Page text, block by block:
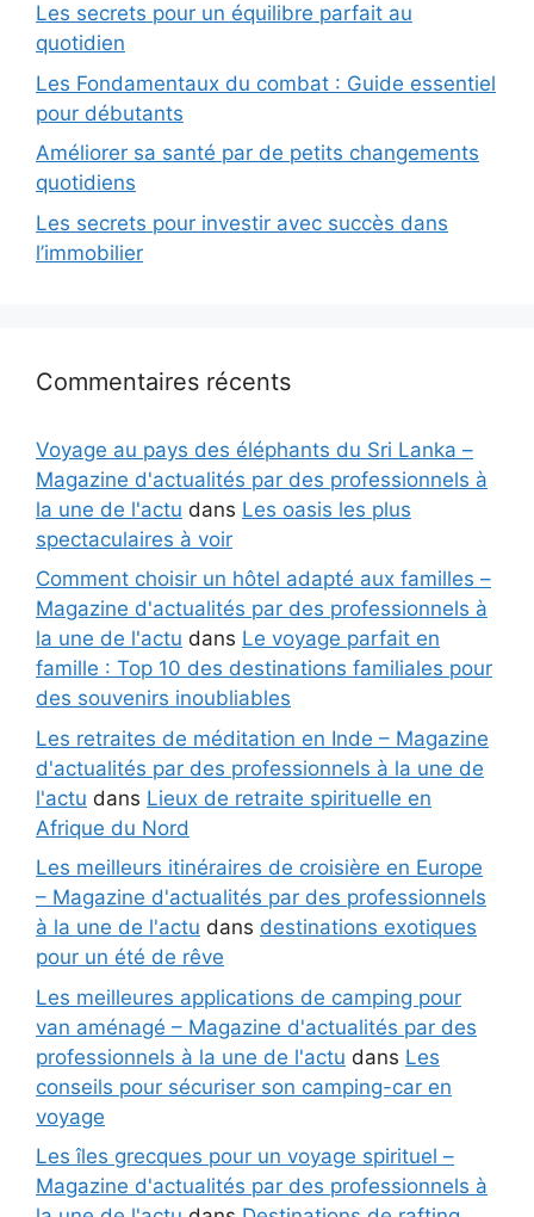
Les secrets pour un équilibre parfait au
quotidien
Les Fondamentaux du combat : Guide essentiel
pour débutants
Améliorer sa santé par de petits changements
quotidiens
Les secrets pour investir avec succès dans
l’immobilier
Commentaires récents
Voyage au pays des éléphants du Sri Lanka –
Magazine d'actualités par des professionnels à
la une de l'actu dans Les oasis les plus
spectaculaires à voir
Comment choisir un hôtel adapté aux familles –
Magazine d'actualités par des professionnels à
la une de l'actu dans Le voyage parfait en
famille : Top 10 des destinations familiales pour
des souvenirs inoubliables
Les retraites de méditation en Inde – Magazine
d'actualités par des professionnels à la une de
l'actu dans Lieux de retraite spirituelle en
Afrique du Nord
Les meilleurs itinéraires de croisière en Europe
– Magazine d'actualités par des professionnels
à la une de l'actu dans destinations exotiques
pour un été de rêve
Les meilleures applications de camping pour
van aménagé – Magazine d'actualités par des
professionnels à la une de l'actu dans Les
conseils pour sécuriser son camping-car en
voyage
Les îles grecques pour un voyage spirituel –
Magazine d'actualités par des professionnels à